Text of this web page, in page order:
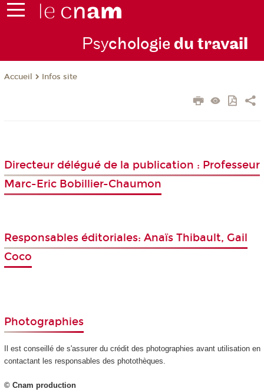
Psychologie du travail
Accueil Infos site
Directeur délégué de la publication : Professeur
Marc-Eric Bobillier-Chaumon
Responsables éditoriales: Anaïs Thibault, Gail
Coco
Photographies
Il est conseillé de s'assurer du crédit des photographies avant utilisation en
contactant les responsables des photothèques.
© Cnam production